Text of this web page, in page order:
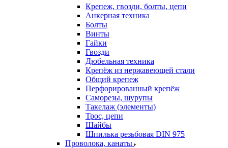
Крепеж, гвозди, болты, цепи
Анкерная техника
Болты
Винты
Гайки
Гвозди
Дюбельная техника
Крепёж из нержавеющей стали
Общий крепеж
Перфорированный крепёж
Саморезы, шурупы
Такелаж (элементы)
Трос, цепи
Шайбы
Шпилька резьбовая DIN 975
Проволока, канаты